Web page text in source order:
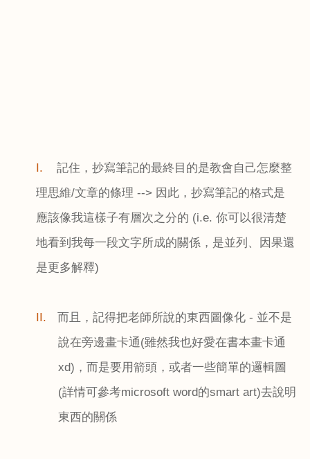
I.
記住，抄寫筆記的最終目的是教會自己怎麼整
理思維/文章的條理 --> 因此，抄寫筆記的格式是
應該像我這樣子有層次之分的 (i.e. 你可以很清楚
地看到我每一段文字所成的關係，是並列、因果還
是更多解釋)
II. 而且，記得把老師所說的東西圖像化 - 並不是
說在旁邊畫卡通(雖然我也好愛在書本畫卡通
xd) ，而是要用箭頭，或者一些簡單的邏輯圖
(詳情可參考microsoft word的smart art)去說明
東西的關係